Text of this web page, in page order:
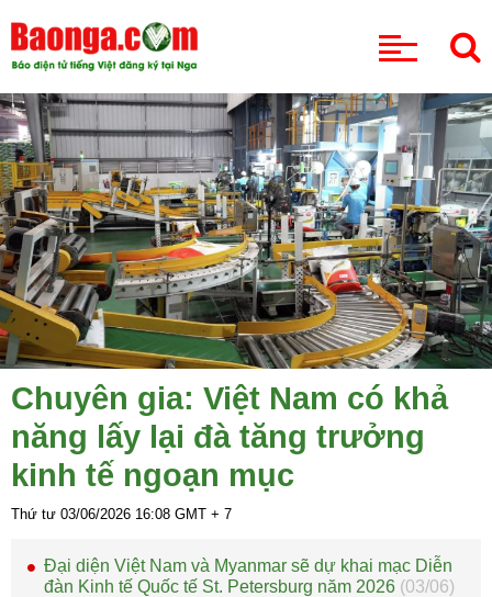
Chuyên gia: Việt Nam có khả
năng lấy lại đà tăng trưởng
kinh tế ngoạn mục
Thứ tư 03/06/2026 16:08 GMT + 7
Đại diện Việt Nam và Myanmar sẽ dự khai mạc Diễn
đàn Kinh tế Quốc tế St. Petersburg năm 2026 (03/06)